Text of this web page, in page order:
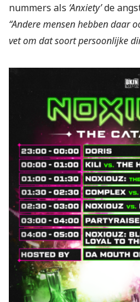
nummers als ‘Anxiety’de
“Andere mensen hebben daar
vet om dat soort persoonlijke